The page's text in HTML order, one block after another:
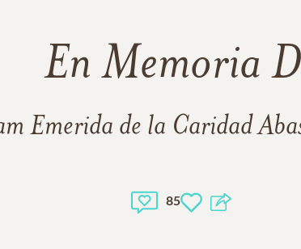
En Memoria
Emerida de la Caridad
85